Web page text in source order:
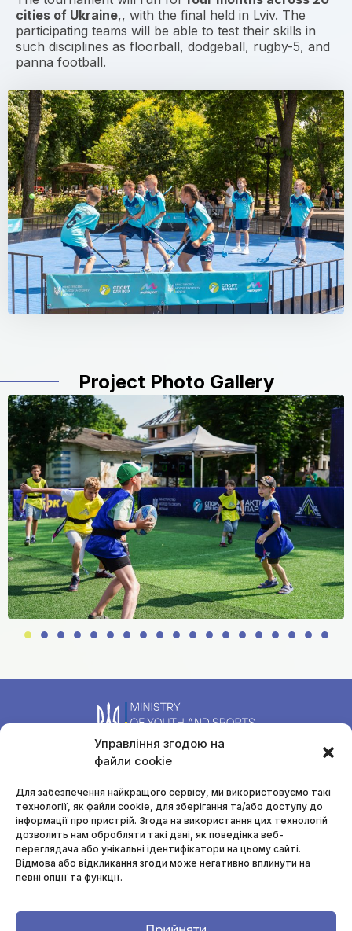
Управління згодою на
файли cookie
Для забезпечення найкращого сервісу, ми використовуємо такі
технології, як файли cookie, для зберігання та/або доступу до
інформації про пристрій. Згода на використання цих технологій
дозволить нам обробляти такі дані, як поведінка веб-
переглядача або унікальні ідентифікатори на цьому сайті.
Відмова або відкликання згоди може негативно вплинути на
певні опції та функції.
cities of Ukraine,, with the final held in Lviv. The
participating teams will be able to test their skills in
such disciplines as floorball, dodgeball, rugby-5, and
panna football.
Project Photo Gallery
Authorized person for prevention and detection of corruption
Derevianko Marharyta
anti-cor-sportforall@ukr.net
Information resources
Privacy Policy